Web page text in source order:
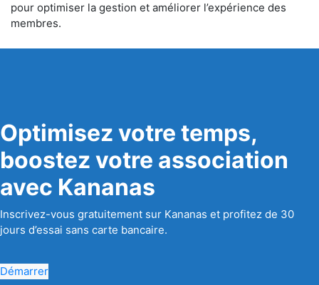
pour optimiser la gestion et améliorer l’expérience des
membres.
Optimisez votre temps,
boostez votre association
avec Kananas
Inscrivez-vous gratuitement sur Kananas et profitez de 30
jours d’essai sans carte bancaire.
Démarrer